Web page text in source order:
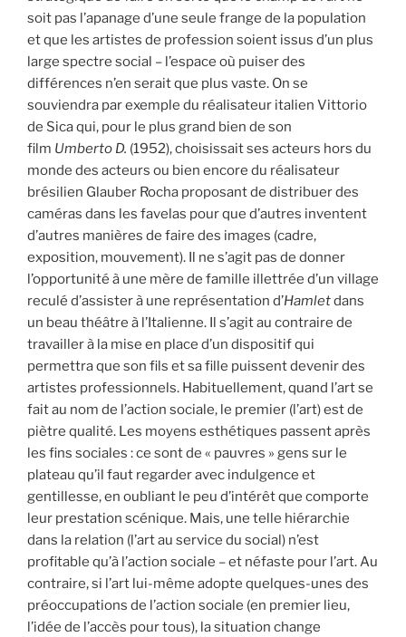
soit pas l’apanage d’une seule frange de la population
et que les artistes de profession soient issus d’un plus
large spectre social – l’espace où puiser des
différences n’en serait que plus vaste. On se
souviendra par exemple du réalisateur italien Vittorio
de Sica qui, pour le plus grand bien de son
film Umberto D. (1952), choisissait ses acteurs hors du
monde des acteurs ou bien encore du réalisateur
brésilien Glauber Rocha proposant de distribuer des
caméras dans les favelas pour que d’autres inventent
d’autres manières de faire des images (cadre,
exposition, mouvement). Il ne s’agit pas de donner
l’opportunité à une mère de famille illettrée d’un village
reculé d’assister à une représentation d’Hamletdans
un beau théâtre à l’Italienne. Il s’agit au contraire de
travailler à la mise en place d’un dispositif qui
permettra que son fils et sa fille puissent devenir des
artistes professionnels. Habituellement, quand l’art se
fait au nom de l’action sociale, le premier (l’art) est de
piètre qualité. Les moyens esthétiques passent après
les fins sociales : ce sont de « pauvres » gens sur le
plateau qu’il faut regarder avec indulgence et
gentillesse, en oubliant le peu d’intérêt que comporte
leur prestation scénique. Mais, une telle hiérarchie
dans la relation (l’art au service du social) n’est
profitable qu’à l’action sociale – et néfaste pour l’art. Au
contraire, si l’art lui-même adopte quelques-unes des
préoccupations de l’action sociale (en premier lieu,
l’idée de l’accès pour tous), la situation change